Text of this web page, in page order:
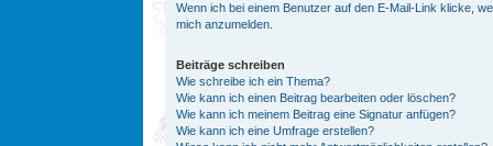
Wenn ich bei einem Benutzer auf den E-Mail-Link klicke,
mich anzumelden.
Beiträge schreiben
Wie schreibe ich ein Thema?
Wie kann ich einen Beitrag bearbeiten oder löschen?
Wie kann ich meinem Beitrag eine Signatur anfügen?
Wie kann ich eine Umfrage erstellen?